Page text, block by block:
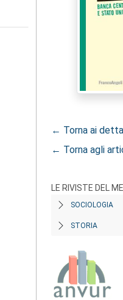
← Torna ai
← Torna agli
LE RIVISTE DEL
SOCIOLOGIA
STORIA